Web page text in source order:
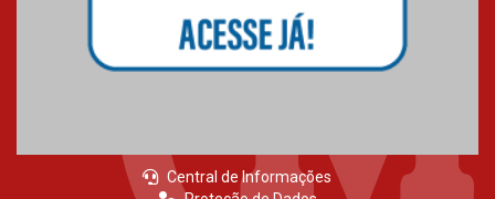
Central de Informações